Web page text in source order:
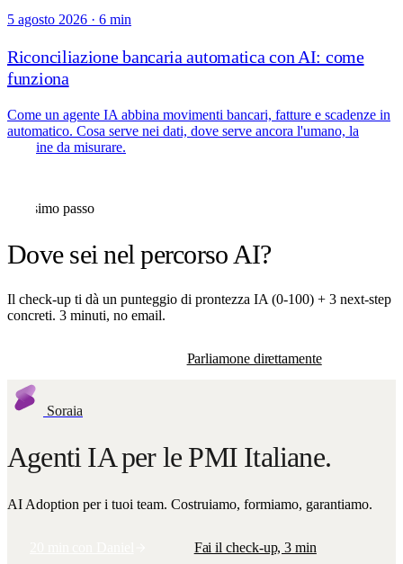
5 agosto 2026 · 6 min
Riconciliazione bancaria automatica con AI: come
funziona
Come un agente IA abbina movimenti bancari, fatture e scadenze in
automatico. Cosa serve nei dati, dove serve ancora l'umano, la
baseline da misurare.
Prossimo passo
Dove sei nel percorso AI?
Il check-up ti dà un punteggio di prontezza IA (0-100) + 3 next-step
concreti. 3 minuti, no email.
Parliamone direttamente
Soraia
Agenti IA per le PMI Italiane.
AI Adoption per i tuoi team. Costruiamo, formiamo, garantiamo.
Fai il check-up, 3 min